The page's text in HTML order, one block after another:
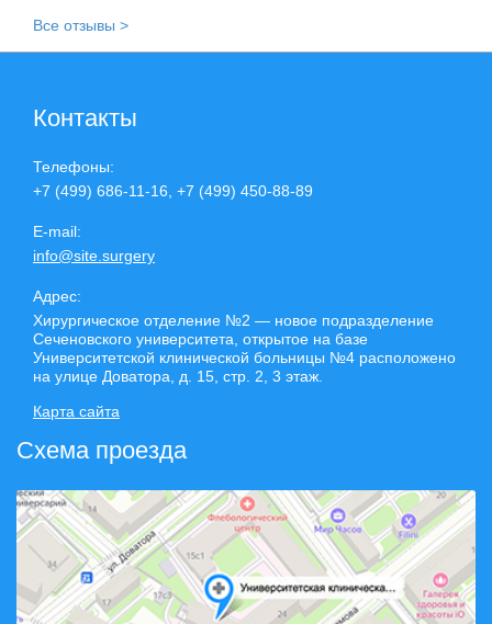
Все отзывы >
Контакты
Телефоны:
+7 (499) 686-11-16, +7 (499) 450-88-89
E-mail:
info@site.surgery
Адрес:
Хирургическое отделение №2 — новое подразделение
Сеченовского университета, открытое на базе
Университетской клинической больницы №4 расположено
на улице Доватора, д. 15, стр. 2, 3 этаж.
Карта сайта
Схема проезда